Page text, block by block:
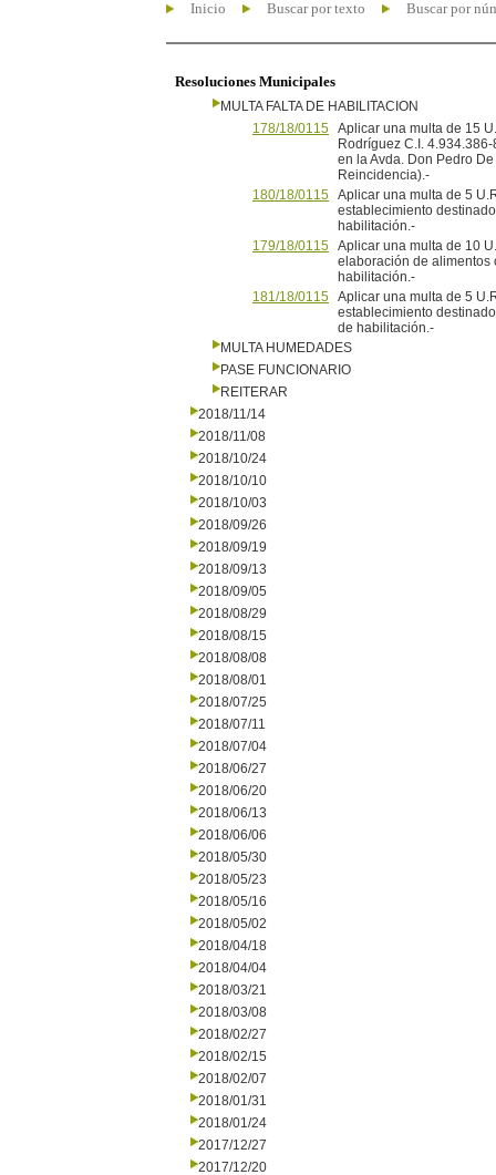
Inicio Buscar por texto Buscar por
Resoluciones Municipales
MULTA FALTA DE HABILITACION
178/18/0115 Aplicar una multa de 15
Rodríguez C.I.
en la Avda. Don Pedro
Reincidencia).-
180/18/0115 Aplicar una multa de 5
establecimiento
habilitación.-
179/18/0115 Aplicar una multa de 10
elaboración de alimentos
habilitación.-
181/18/0115 Aplicar una multa de 5
establecimiento
de habilitación.-
MULTA HUMEDADES
PASE FUNCIONARIO
REITERAR
2018/11/14
2018/11/08
2018/10/24
2018/10/10
2018/10/03
2018/09/26
2018/09/19
2018/09/13
2018/09/05
2018/08/29
2018/08/15
2018/08/08
2018/08/01
2018/07/25
2018/07/11
2018/07/04
2018/06/27
2018/06/20
2018/06/13
2018/06/06
2018/05/30
2018/05/23
2018/05/16
2018/05/02
2018/04/18
2018/04/04
2018/03/21
2018/03/08
2018/02/27
2018/02/15
2018/02/07
2018/01/31
2018/01/24
2017/12/27
2017/12/20